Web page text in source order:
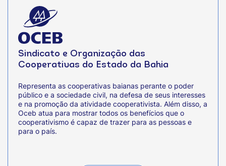
Sindicato e Organização das
Cooperativas do Estado da Bahia
Representa as cooperativas baianas perante o poder
público e a sociedade civil, na defesa de seus interesses
e na promoção da atividade cooperativista. Além disso, a
Oceb atua para mostrar todos os benefícios que o
cooperativismo é capaz de trazer para as pessoas e
para o país.